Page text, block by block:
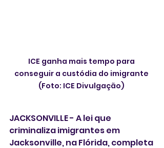
ICE ganha mais tempo para
conseguir a custódia do imigrante
(Foto: ICE Divulgação)
JACKSONVILLE - A lei que
criminaliza imigrantes em
Jacksonville, na Flórida, completa